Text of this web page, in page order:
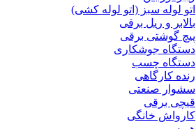
اتو لوله سبز (اتو لوله کشی)
بالابر و ریل برقی
پیچ گوشتی برقی
دستگاه جوشکاری
دستگاه چسب
رنده کارگاهی
سشوار صنعتی
قیچی برقی
کارواش خانگی